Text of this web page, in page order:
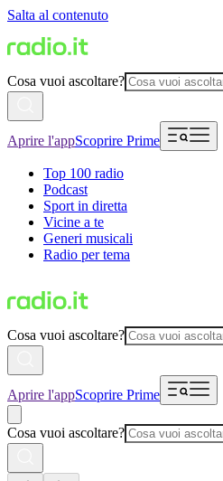
Salta al contenuto
Cosa vuoi ascoltare?
Aprire l'appScoprire Prime
Top 100 radio
Podcast
Sport in diretta
Vicine a te
Generi musicali
Radio per tema
Cosa vuoi ascoltare?
Aprire l'appScoprire Prime
Cosa vuoi ascoltare?